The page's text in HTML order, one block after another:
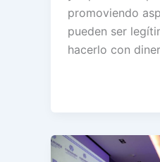
promoviendo
pueden ser
hacerlo con